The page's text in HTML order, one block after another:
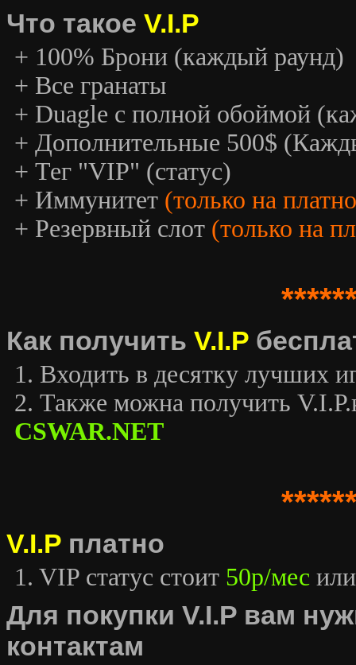
Что такое V.I.P
+ 100% Брони (каждый раунд)
+ Все гранаты
+ Duagle с полной обоймой
+ Дополнительные 500$
+ Тег "VIP" (статус)
+ Иммунитет (только на
+ Резервный слот (только на
Как получить V.I.P
1. Входить в десятку лучших
2. Также можна получить
CSWAR.NET
V.I.P платно
1. VIP статус стоит 50р/мес
Для покупки V.I.P вам
контактам